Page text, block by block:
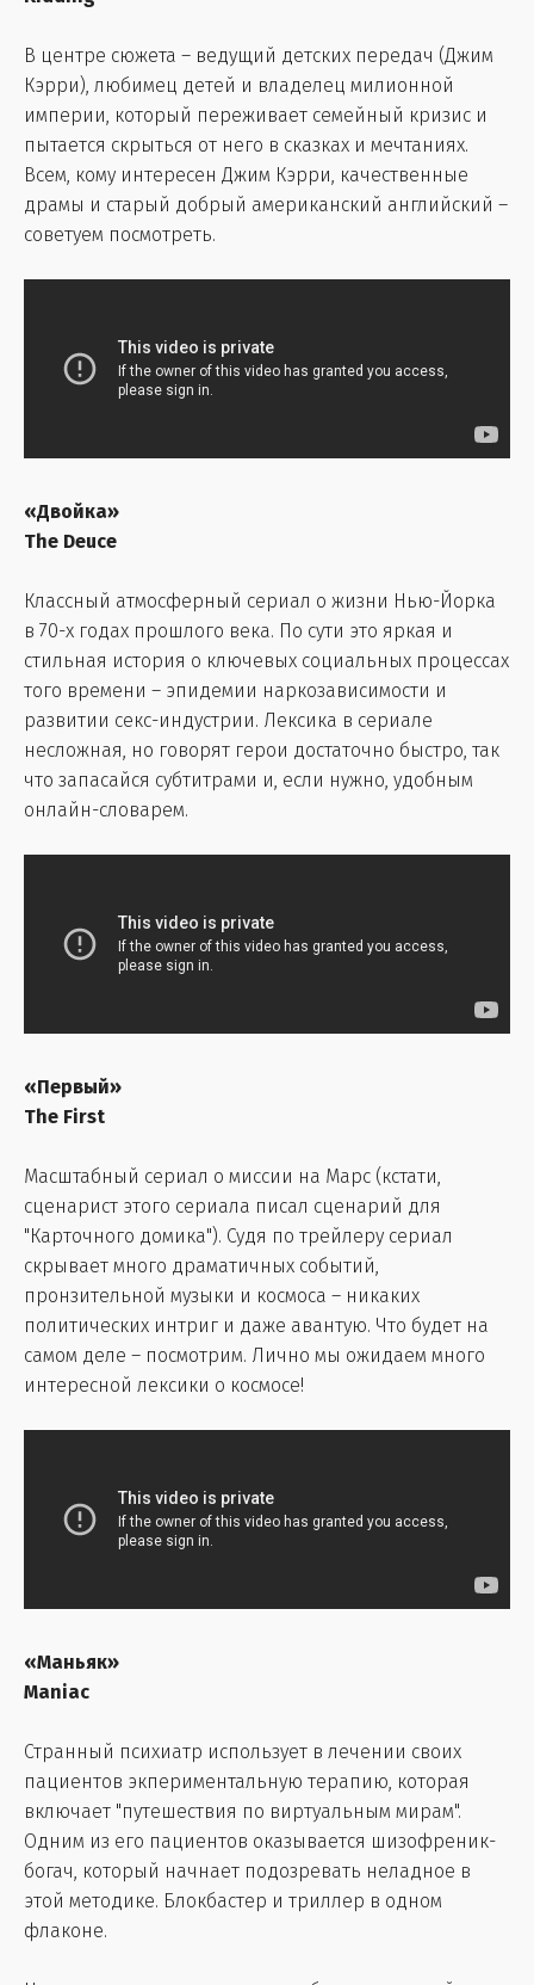
В центре сюжета – ведущий детских передач (Джим
Кэрри), любимец детей и владелец милионной
империи, который переживает семейный кризис и
пытается скрыться от него в сказках и мечтаниях.
Всем, кому интересен Джим Кэрри, качественные
драмы и старый добрый американский английский –
советуем посмотреть.
«Двойка»
The Deuce
Классный атмосферный сериал о жизни Нью-Йорка
в 70-х годах прошлого века. По сути это яркая и
стильная история о ключевых социальных процессах
того времени – эпидемии наркозависимости и
развитии секс-индустрии. Лексика в сериале
несложная, но говорят герои достаточно быстро, так
что запасайся субтитрами и, если нужно, удобным
онлайн-словарем.
«Первый»
The First
Масштабный сериал о миссии на Марс (кстати,
сценарист этого сериала писал сценарий для
"Карточного домика"). Судя по трейлеру сериал
скрывает много драматичных событий,
пронзительной музыки и космоса – никаких
политических интриг и даже авантую. Что будет на
самом деле – посмотрим. Лично мы ожидаем много
интересной лексики о космосе!
«Маньяк»
Maniac
Странный психиатр использует в лечении своих
пациентов экпериментальную терапию, которая
включает "путешествия по виртуальным мирам".
Одним из его пациентов оказывается шизофреник-
богач, который начнает подозревать неладное в
этой методике. Блокбастер и триллер в одном
флаконе.